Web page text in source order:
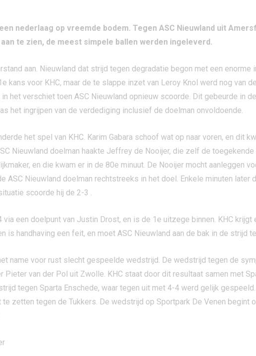
nederlaag op vreemde bodem. Tegen ASC Nieuwland uit
te zien, de meest simpele ballen werden ingeleverd.
aan. Nieuwland dat strijd tegen degradatie begon met een
kans voor KHC, maar de te slappe inzet van Leroy Knol werd nog van
het verschiet toen ASC Nieuwland opnieuw scoorde. Dit gebeurde in
het ingrijpen van de verdediging inclusief de doelman onvoldoende.
het spel van KHC. Karim Gabara schoof wat op naar voren, en dit
Nieuwland doelman haakte Jeffrey de Nooijer, die zelf de
en die kwam er in de 80e minuut. De Nooijer mocht aanleggen
ASC Nieuwland doelman rechtstreeks in het doel. Enkele minuten later
scoorde hij de 2-3 .
een doelpunt van Justin Drost, en is de 1e uitzege binnen. KHC krijgt
is handhaving een feit, en moet ASC Nieuwland aan de bak in de strijd
name voor rust slecht gespeelde wedstrijd. De wedstrijd tegen de
van der Pol uit Zwolle. KHC staat door dit resultaat samen met
tegen Sparta Enschede, waar tegen uit met 4-4 werd gelijk
zetten tegen de Tukkers. De wedstrijd op Sportpark De Venen begint